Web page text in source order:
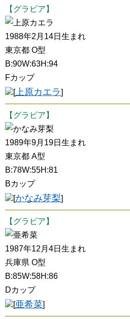
【グラビア】
上原カエラ
1988年2月14日生まれ
東京都 O型
B:90W:63H:94
Fカップ
[上原カエラ]
【グラビア】
かなみ芽梨
1989年9月19日生まれ
東京都 A型
B:78W:55H:81
Bカップ
[かなみ芽梨]
【グラビア】
亜希菜
1987年12月4日生まれ
兵庫県 O型
B:85W:58H:86
Dカップ
[亜希菜]